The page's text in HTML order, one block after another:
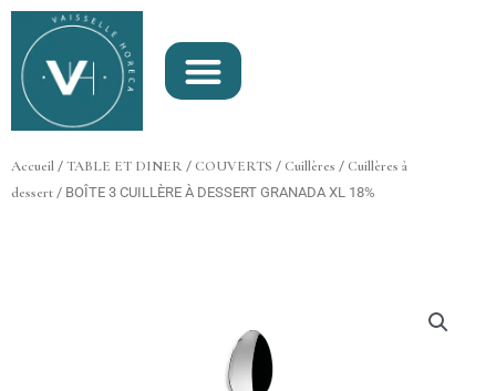
Aller
contenu
Accueil / TABLE ET DINER / COUVERTS / Cuillères / Cuillères à
dessert / BOÎTE 3 CUILLÈRE À DESSERT GRANADA XL 18%